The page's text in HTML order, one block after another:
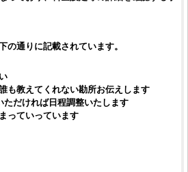
の通りに記載されています。
も教えてくれない勘所お伝えします
だければ日程調整いたします
っていっています